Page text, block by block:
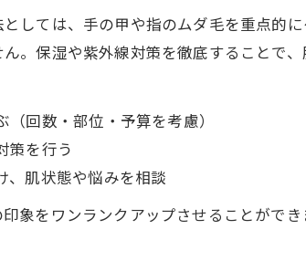
しては、手の甲や指のムダ毛を重点的
。保湿や紫外線対策を徹底することで
回数・部位・予算を考慮）
策を行う
、肌状態や悩みを相談
象をワンランクアップさせることができ